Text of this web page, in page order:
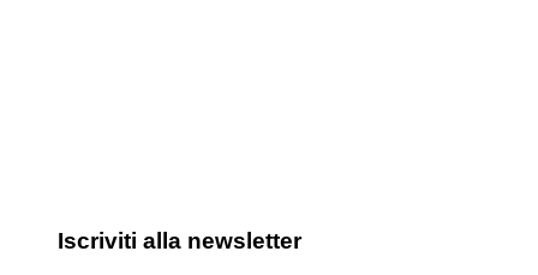
Iscriviti alla newsletter